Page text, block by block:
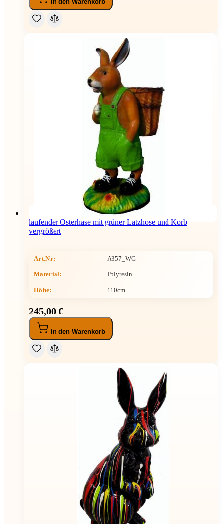
In den Warenkorb
laufender Osterhase mit grüner Latzhose und Korb
vergrößert
Art.Nr: A357_WG
Material: Polyresin
Höhe: 110cm
245,00 €
In den Warenkorb